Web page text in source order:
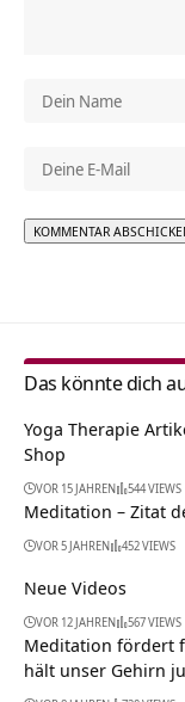
Das könnte dich
Yoga Therapie
Shop
VOR 15 JAHREN 544 VIEWS
Meditation – Zitat
VOR 5 JAHREN 452 VIEWS
Neue Videos
VOR 12 JAHREN 567 VIEWS
Meditation fördert
hält unser Gehirn